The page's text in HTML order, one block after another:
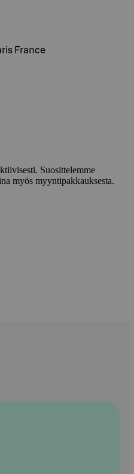
France
Suosittelemme
myös myyntipakkauksesta.